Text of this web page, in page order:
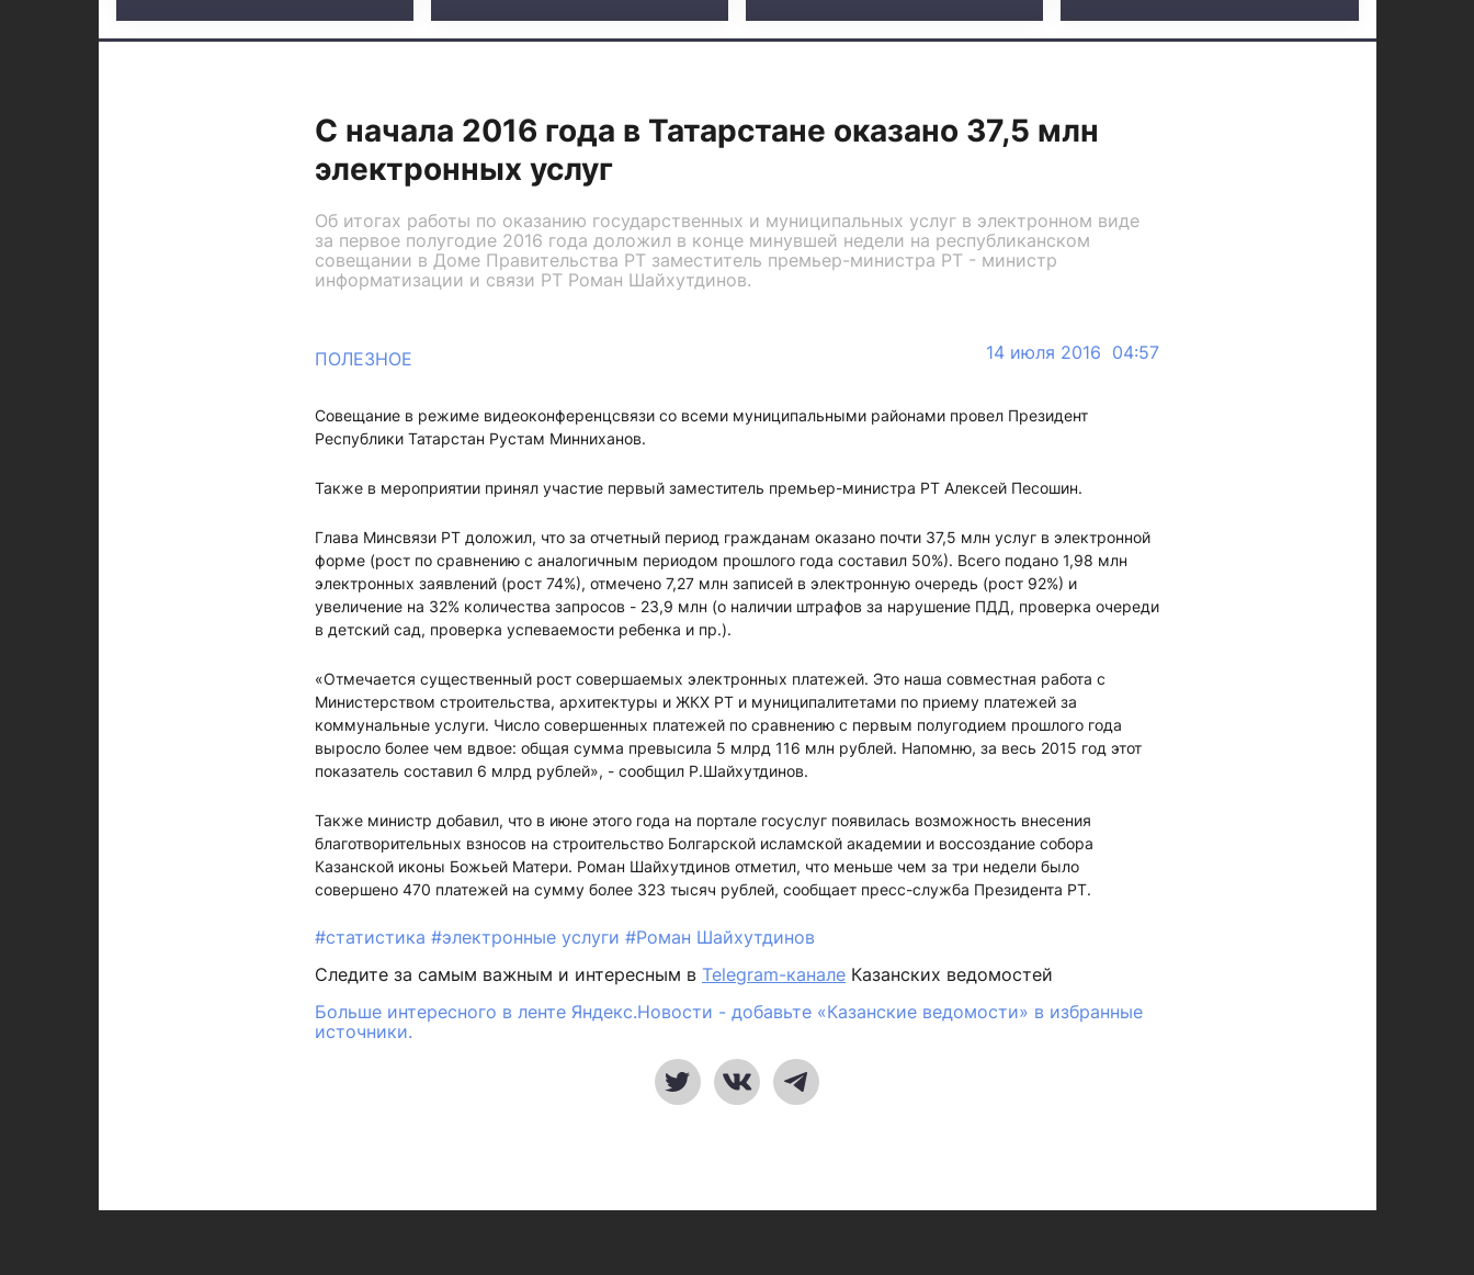
С начала 2016 года в Татарстане оказано 37,5 млн
электронных услуг
Об итогах работы по оказанию государственных и муниципальных услуг в электронном виде
за первое полугодие 2016 года доложил в конце минувшей недели на республиканском
совещании в Доме Правительства РТ заместитель премьер-министра РТ - министр
информатизации и связи РТ Роман Шайхутдинов.
ПОЛЕЗНОЕ 14 июля 2016 04:57
Совещание в режиме видеоконференцсвязи со всеми муниципальными районами провел Президент
Республики Татарстан Рустам Минниханов.
Также в мероприятии принял участие первый заместитель премьер-министра РТ Алексей Песошин.
Глава Минсвязи РТ доложил, что за отчетный период гражданам оказано почти 37,5 млн услуг в электронной
форме (рост по сравнению с аналогичным периодом прошлого года составил 50%). Всего подано 1,98 млн
электронных заявлений (рост 74%), отмечено 7,27 млн записей в электронную очередь (рост 92%) и
увеличение на 32% количества запросов - 23,9 млн (о наличии штрафов за нарушение ПДД, проверка очереди
в детский сад, проверка успеваемости ребенка и пр.).
«Отмечается существенный рост совершаемых электронных платежей. Это наша совместная работа с
Министерством строительства, архитектуры и ЖКХ РТ и муниципалитетами по приему платежей за
коммунальные услуги. Число совершенных платежей по сравнению с первым полугодием прошлого года
выросло более чем вдвое: общая сумма превысила 5 млрд 116 млн рублей. Напомню, за весь 2015 год этот
показатель составил 6 млрд рублей», - сообщил Р.Шайхутдинов.
Также министр добавил, что в июне этого года на портале госуслуг появилась возможность внесения
благотворительных взносов на строительство Болгарской исламской академии и воссоздание собора
Казанской иконы Божьей Матери. Роман Шайхутдинов отметил, что меньше чем за три недели было
совершено 470 платежей на сумму более 323 тысяч рублей, сообщает пресс-служба Президента РТ.
#статистика #электронные услуги #Роман Шайхутдинов
Следите за самым важным и интересным в Telegram-канале Казанских ведомостей
Больше интересного в ленте Яндекс.Новости - добавьте «Казанские ведомости» в избранные
источники.